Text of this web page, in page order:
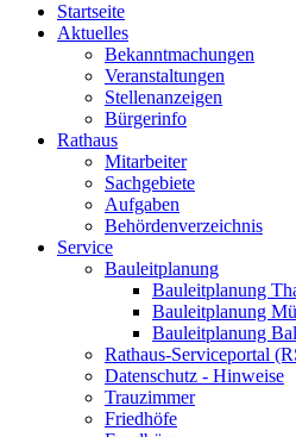
Startseite
Aktuelles
Bekanntmachungen
Veranstaltungen
Stellenanzeigen
Bürgerinfo
Rathaus
Mitarbeiter
Sachgebiete
Aufgaben
Behördenverzeichnis
Service
Bauleitplanung
Bauleitplanung
Bauleitplanung
Bauleitplanung
Rathaus-Serviceportal
Datenschutz - Hinweise
Trauzimmer
Friedhöfe